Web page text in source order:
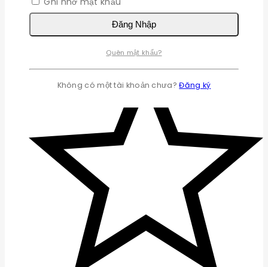
Đăng Nhập
Quên mật khẩu?
Không có một tài khoản chưa?Đăng ký